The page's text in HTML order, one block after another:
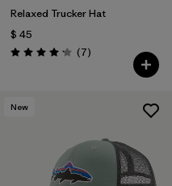
Relaxed Trucker Hat
$ 45
Valoración: 4.1 / 5
(7Comentarios
)
New